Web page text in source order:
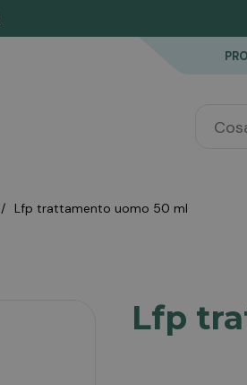
lfp trattamento uomo 50 ml
Lfp